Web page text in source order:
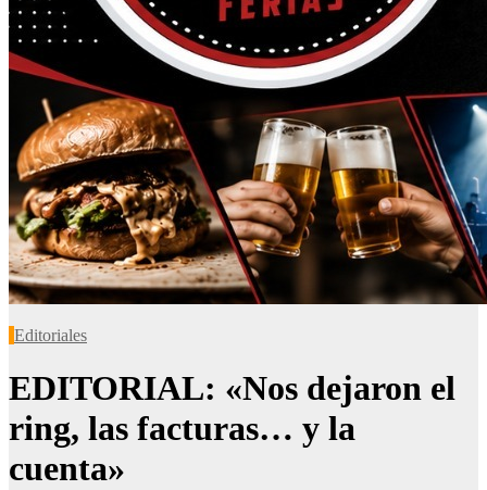
Editoriales
EDITORIAL: «Nos dejaron el
ring, las facturas… y la
cuenta»